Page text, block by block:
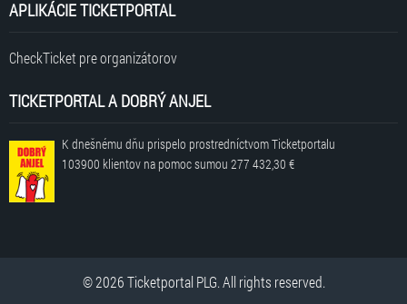
APLIKÁCIE TICKETPORTAL
CheckTicket pre organizátorov
TICKETPORTAL A DOBRÝ ANJEL
K dnešnému dňu prispelo prostredníctvom Ticketportalu
103900 klientov na pomoc sumou 277 432,30 €
© 2026 Ticketportal PLG. All rights reserved.